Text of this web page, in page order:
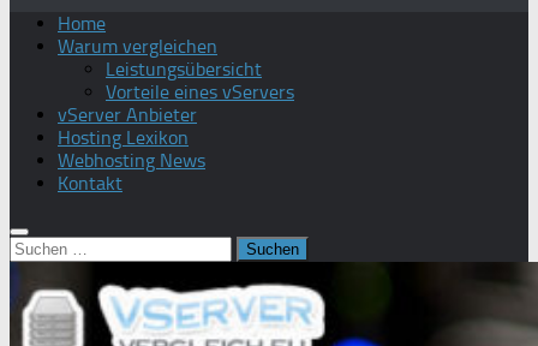
Home
Warum vergleichen
Leistungsübersicht
Vorteile eines vServers
vServer Anbieter
Hosting Lexikon
Webhosting News
Kontakt
Suchen
nach: